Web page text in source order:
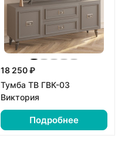
18 250 ₽
Тумба ТВ ГВК-03
Виктория
Подробнее